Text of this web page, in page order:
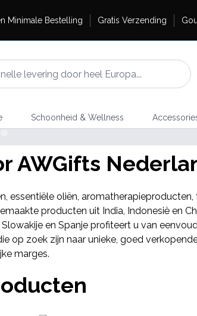
Minimale Bestelling Gratis Verzending
Schoonheid & Wellness
AWGifts
oliën, aromatherapieproducten,
producten uit India, Indonesië en
en Spanje profiteert u van
op zoek zijn naar unieke, goed
marges.